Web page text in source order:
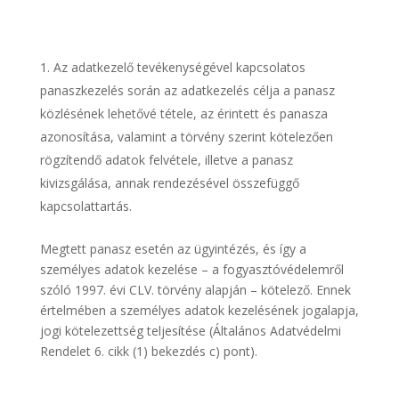
Az adatkezelő tevékenységével kapcsolatos
panaszkezelés során az adatkezelés célja a panasz
közlésének lehetővé tétele, az érintett és panasza
azonosítása, valamint a törvény szerint kötelezően
rögzítendő adatok felvétele, illetve a panasz
kivizsgálása, annak rendezésével összefüggő
kapcsolattartás.
Megtett panasz esetén az ügyintézés, és így a
személyes adatok kezelése – a fogyasztóvédelemről
szóló 1997. évi CLV. törvény alapján – kötelező. Ennek
értelmében a személyes adatok kezelésének jogalapja,
jogi kötelezettség teljesítése (Általános Adatvédelmi
Rendelet 6. cikk (1) bekezdés c) pont).